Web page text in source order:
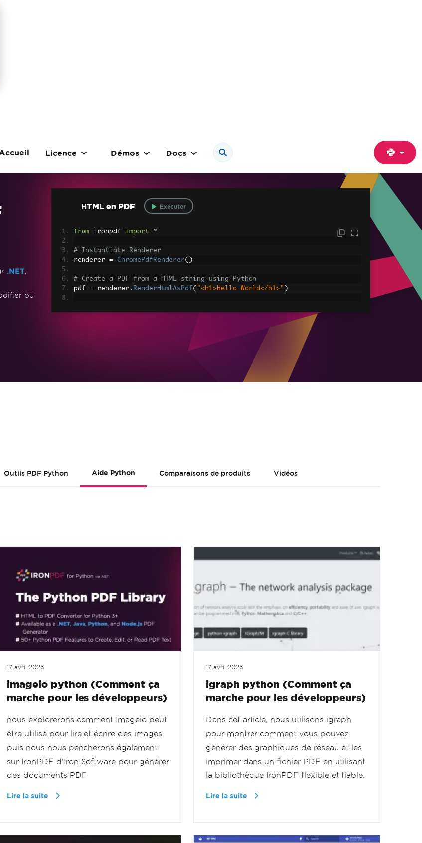
Accueil Licence Démos Docs
.NET,
ou
HTML en PDF Exécuter
from ironpdf import *
# Instantiate Renderer
renderer = ChromePdfRenderer()
# Create a PDF from a HTML string using Python
pdf = renderer . RenderHtmlAsPdf( "<h1>Hello World</h1>" )
# Advanced Example with HTML Assets
# Load external html assets: Images, CSS and JavaScript.
# An optional BasePath 'C:\site\assets\' is set as the file location to
"<img src='icons/iron.png'>"
r"C:\site\assets")
Outils PDF Python Aide Python Comparaisons de produits Vidéos
17 avril 2025
imageio python (Comment ça
marche pour les développeurs)
nous explorerons comment Imageio peut
être utilisé pour lire et écrire des images,
puis nous nous pencherons également
sur IronPDF d'Iron Software pour générer
des documents PDF
Lire la suite
17 avril 2025
igraph python (Comment ça
marche pour les développeurs)
Dans cet article, nous utilisons igraph
pour montrer comment vous pouvez
générer des graphiques de réseau et les
imprimer dans un fichier PDF en utilisant
la bibliothèque IronPDF flexible et fiable.
Lire la suite